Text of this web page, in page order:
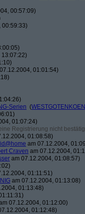
00:57:09)
00:59:33)
01:01:54)
Serien (
01:07:24)
Registrierung nicht
01:08:58)
am 07.12.2004,
Craven am 07.12.2004,
am 07.12.2004, 01:08:57)
01:11:51)
am 07.12.2004, 01:13:08)
01:13:48)
07.12.2004, 01:12:00)
01:12:48)